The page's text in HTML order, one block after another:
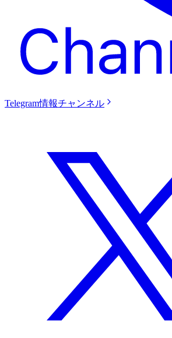
Telegram情報チャンネル